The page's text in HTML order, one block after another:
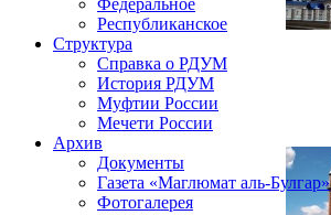
Федеральное
Республиканское
Структура
Справка о РДУМ
История РДУМ
Муфтии России
Мечети России
Архив
Документы
Газета «Маглюмат аль-Булгар»
Фотогалерея